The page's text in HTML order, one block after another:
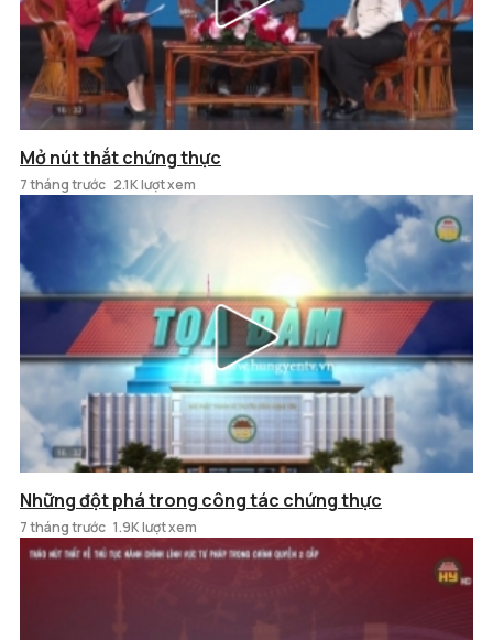
Mở nút thắt chứng thực
7 tháng trước 2.1K lượt xem
Những đột phá trong công tác chứng thực
7 tháng trước 1.9K lượt xem